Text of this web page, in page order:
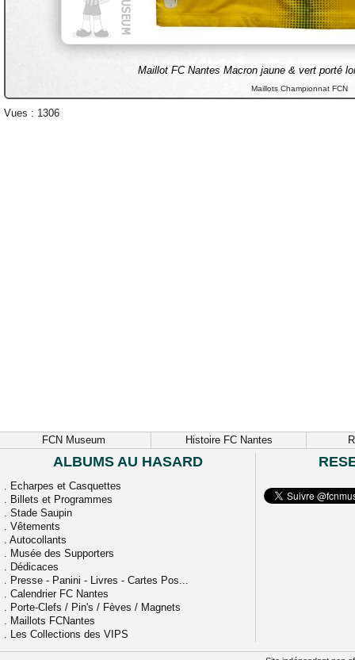
Maillot FC Nantes Macron jaune & vert porté
Maillots Championnat FCN
Vues : 1306
FCN Museum Histoire FC Nantes
ALBUMS AU HASARD
. Echarpes et Casquettes
. Billets et Programmes
. Stade Saupin
. Vêtements
. Autocollants
. Musée des Supporters
. Dédicaces
. Presse - Panini - Livres - Cartes Pos...
. Calendrier FC Nantes
. Porte-Clefs / Pin's / Fèves / Magnets
. Maillots FCNantes
. Les Collections des VIPS